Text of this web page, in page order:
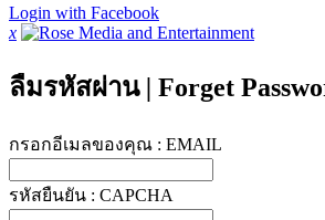
Login with Facebook
x
ลืมรหัสผ่าน | Forget
กรอกอีเมลของคุณ : EMAIL
รหัสยืนยัน : CAPCHA